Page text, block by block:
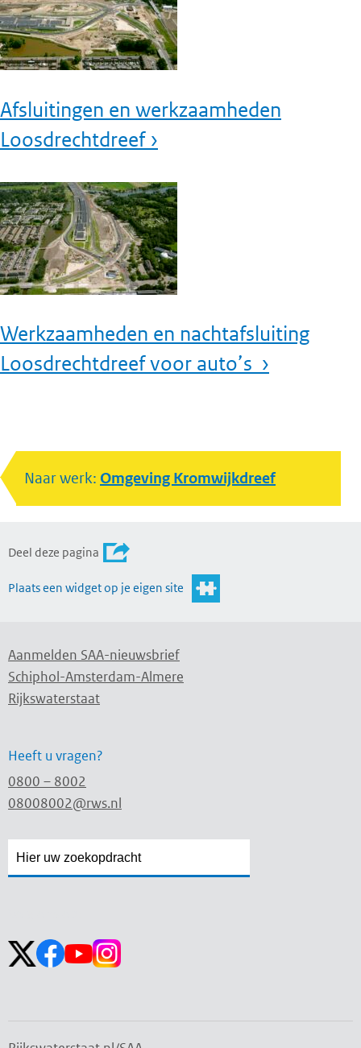
Afsluitingen en werkzaamheden
Loosdrechtdreef ›
Werkzaamheden en nachtafsluiting
Loosdrechtdreef voor auto’s ›
Naar werk: Omgeving Kromwijkdreef
Deel deze pagina
Plaats een widget op je eigen site
Aanmelden SAA-nieuwsbrief
Schiphol-Amsterdam-Almere
Rijkswaterstaat
Heeft u vragen?
0800 – 8002
08008002@rws.nl